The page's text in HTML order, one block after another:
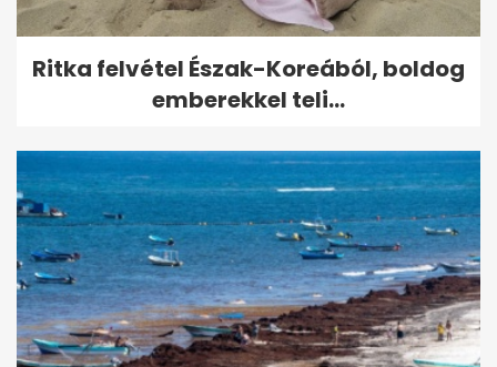
Ritka felvétel Észak-Koreából, boldog
emberekkel teli...